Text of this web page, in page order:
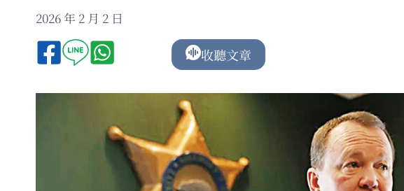
2026 年 2 月 2 日
收聽文章